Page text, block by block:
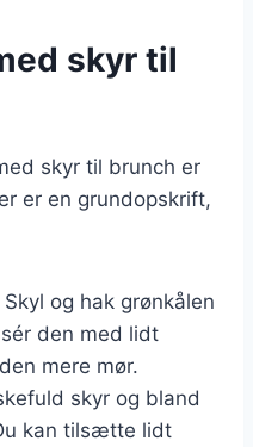
skyr til
skyr til brunch er
er en grundopskrift,
Skyl og hak grønkålen
den med lidt
mere mør.
skyr og bland
kan tilsætte lidt